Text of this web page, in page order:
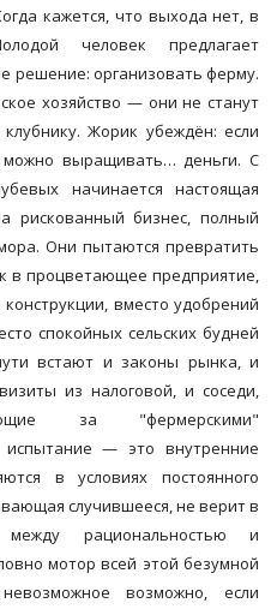
кажется, что выхода нет, в
человек предлагает
решение: организовать ферму.
хозяйство — они не станут
Жорик убеждён: если
выращивать… деньги. С
начинается настоящая
рискованный бизнес, полный
Они пытаются превратить
в процветающее предприятие,
вместо удобрений
спокойных сельских будней
встают и законы рынка, и
из налоговой, и соседи,
за "фермерскими"
испытание — это внутренние
в условиях постоянного
случившееся, не верит в
рациональностью и
мотор всей этой безумной
возможно, если